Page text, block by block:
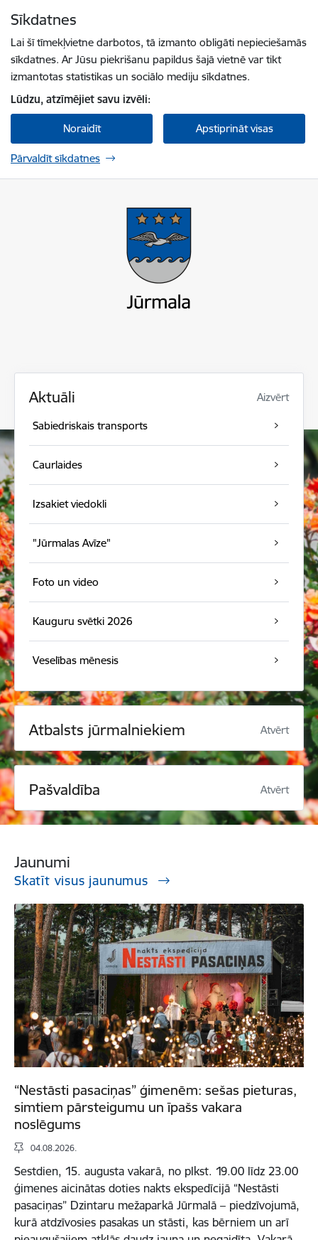
Sīkdatnes
Lai šī tīmekļvietne darbotos, tā izmanto obligāti nepieciešamās
sīkdatnes. Ar Jūsu piekrišanu papildus šajā vietnē var tikt
izmantotas statistikas un sociālo mediju sīkdatnes.
Lūdzu, atzīmējiet savu izvēli:
Noraidīt Apstiprināt visas
Pārvaldīt sīkdatnes
Aktuāli Aizvērt
Sabiedriskais transports
Caurlaides
Izsakiet viedokli
"Jūrmalas Avīze"
Foto un video
Kauguru svētki 2026
Veselības mēnesis
Atbalsts jūrmalniekiem Atvērt
Pašvaldība Atvērt
Jaunumi
Skatīt visus jaunumus
“Nestāsti pasaciņas” ģimenēm: sešas pieturas,
simtiem pārsteigumu un īpašs vakara
noslēgums
04.08.2026.
Sestdien, 15. augusta vakarā, no plkst. 19.00 līdz 23.00
ģimenes aicinātas doties nakts ekspedīcijā “Nestāsti
pasaciņas” Dzintaru mežaparkā Jūrmalā – piedzīvojumā,
kurā atdzīvosies pasakas un stāsti, kas bērniem un arī